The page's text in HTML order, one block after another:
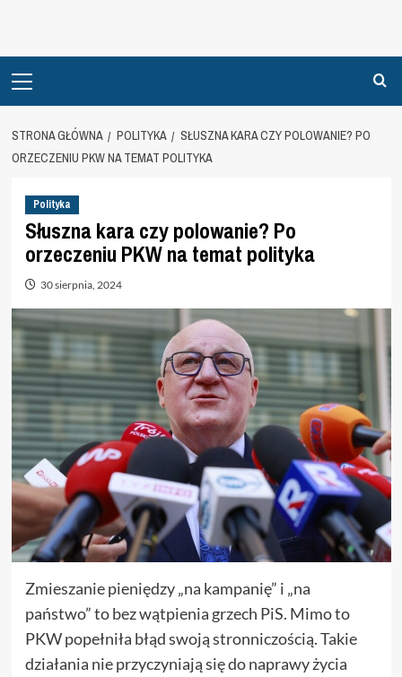
Menu
STRONA GŁÓWNA POLITYKA
SŁUSZNA KARA CZY POLOWANIE? PO
ORZECZENIU PKW NA TEMAT POLITYKA
Polityka
Słuszna kara czy polowanie? Po
orzeczeniu PKW na temat polityka
30 sierpnia, 2024
Zmieszanie pieniędzy „na kampanię” i „na
państwo” to bez wątpienia grzech PiS. Mimo to
PKW popełniła błąd swoją stronniczością. Takie
działania nie przyczyniają się do naprawy życia